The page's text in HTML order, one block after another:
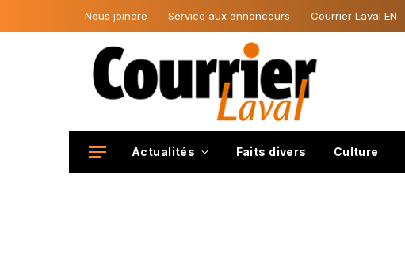
Nous joindre Service aux annonceurs Courrier Laval EN
Actualités Faits divers Culture